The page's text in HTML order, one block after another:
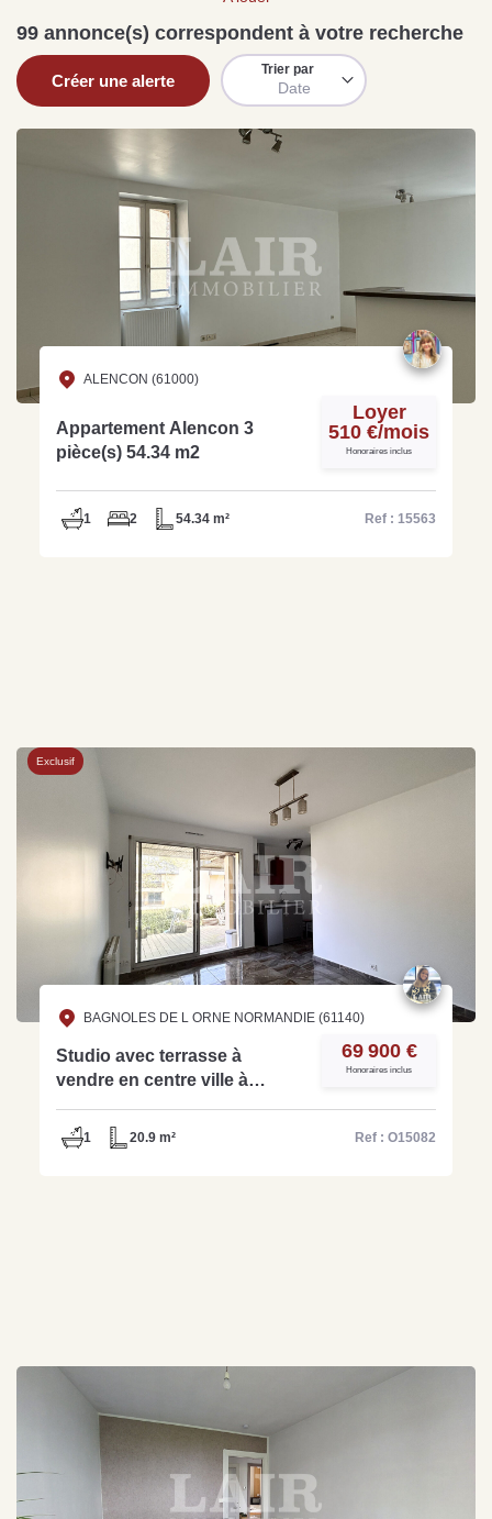
vente
Lire la suite
conséquences ?
Lire la suite
Estimez votre bien en ligne.
Rapide et gratuit, recevez votre estimation
en quelques clics.
99 annonce(s) correspondent à votre recherche
Créer une alerte
Trier par
Date
ALENCON (61000)
Appartement Alencon 3
pièce(s) 54.34 m2
Loyer
510 €/mois
Honoraires inclus
1 2 54.34 m² Ref : 15563
Exclusif
BAGNOLES DE L ORNE NORMANDIE (61140)
Studio avec terrasse à
vendre en centre ville à
Bagnoles de l'Orne - Ref
O15082
69 900 €
Honoraires inclus
1 20.9 m² Ref : O15082